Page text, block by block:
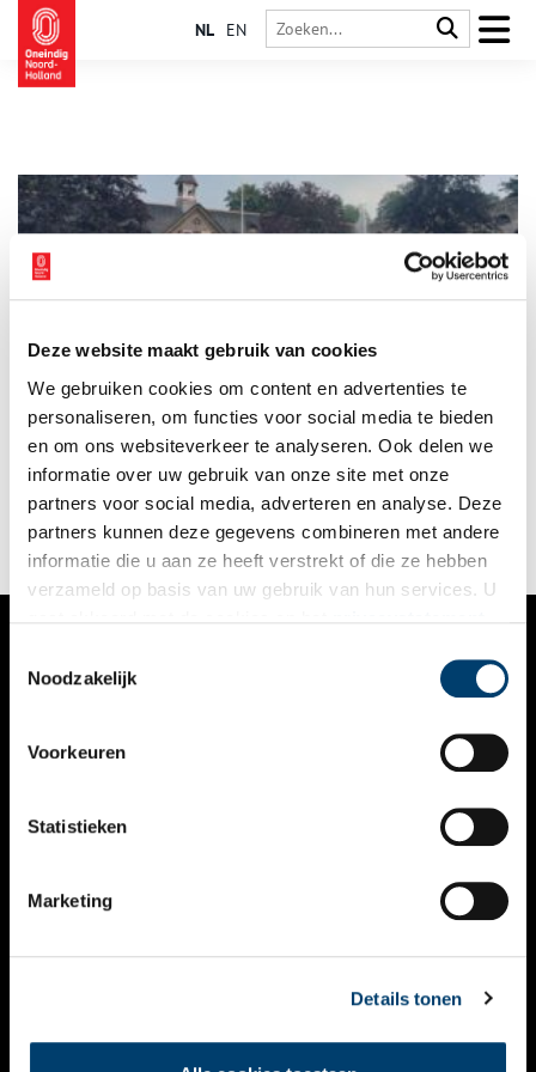
Deze website maakt gebruik van cookies
We gebruiken cookies om content en advertenties te
personaliseren, om functies voor social media te bieden
en om ons websiteverkeer te analyseren. Ook delen we
informatie over uw gebruik van onze site met onze
partners voor social media, adverteren en analyse. Deze
partners kunnen deze gegevens combineren met andere
informatie die u aan ze heeft verstrekt of die ze hebben
verzameld op basis van uw gebruik van hun services. U
Noodzakelijk
Voorkeuren
Statistieken
Marketing
Details tonen
NL EN
De Helderse architect K.P.C. de Bazel is vooral bekend van zijn
ontwerp voor het monumentale hoofdkantoor van de
Nederlandsche Handel-Maatschappij in Amsterdam, een
gebouw dat zijn naam draagt. Maar weinig mensen weten dat
hij ook in het Gooi actief is geweest. In zijn woonplaats
Bussum ontwierp hij woningen, parken en zelfs een heuse
modelmelkerij.
VERHALEN
KALENDER
THEMA’S
VIDEO’S
CONTACT